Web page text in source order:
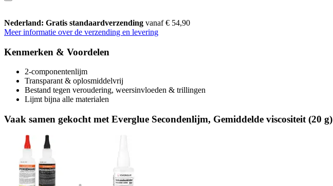
Nederland: Gratis standaardverzending vanaf € 54,90
Meer informatie over de verzending en levering
Kenmerken & Voordelen
2-componentenlijm
Transparant & oplosmiddelvrij
Bestand tegen veroudering, weersinvloeden & trillingen
Lijmt bijna alle materialen
Vaak samen gekocht met Everglue Secondenlijm, Gemiddelde viscositeit (20 g)